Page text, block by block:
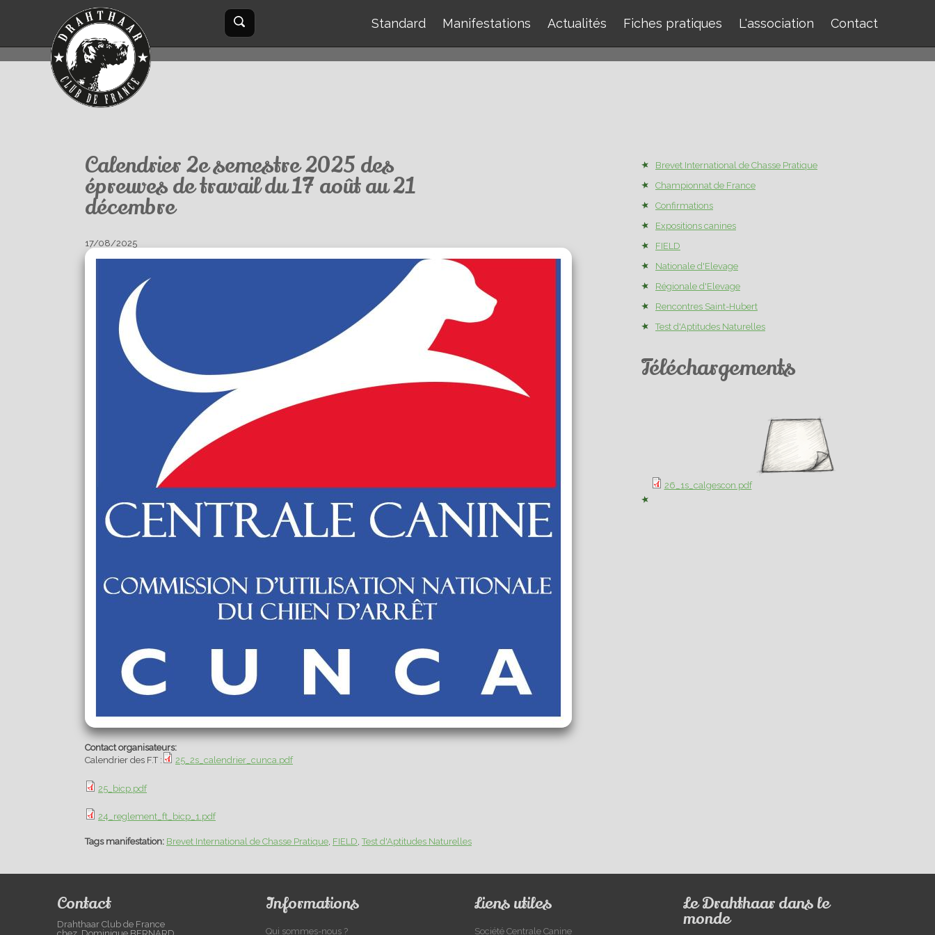
Aller au contenu principal
Formulaire
de
recherche
Rechercher
Standard Manifestations Actualités Fiches pratiques L'association Contact
Calendrier 2e semestre 2025 des
épreuves de travail du 17 août au 21
décembre
17/08/2025
Contact organisateurs:
Calendrier des F.T :
25_2s_calendrier_cunca.pdf
25_bicp.pdf
24_reglement_ft_bicp_1.pdf
Tags manifestation: Brevet International de Chasse Pratique FIELD Test d'Aptitudes Naturelles
Brevet International de Chasse Pratique
Championnat de France
Confirmations
Expositions canines
FIELD
Nationale d'Elevage
Régionale d'Elevage
Rencontres Saint-Hubert
Test d'Aptitudes Naturelles
Téléchargements
26_1s_calgescon.pdf
Contact
Drahthaar Club de France
chez Dominique BERNARD
Informations
Qui sommes-nous ?
Liens utiles
Société Centrale Canine
Le Drahthaar dans le
monde